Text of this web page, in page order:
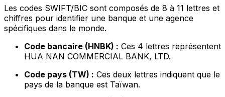
Les codes SWIFT/BIC sont composés de 8 à 11 lettres et
chiffres pour identifier une banque et une agence
spécifiques dans le monde.
Code bancaire (HNBK) : Ces 4 lettres représentent
HUA NAN COMMERCIAL BANK, LTD.
Code pays (TW) : Ces deux lettres indiquent que le
pays de la banque est Taïwan.